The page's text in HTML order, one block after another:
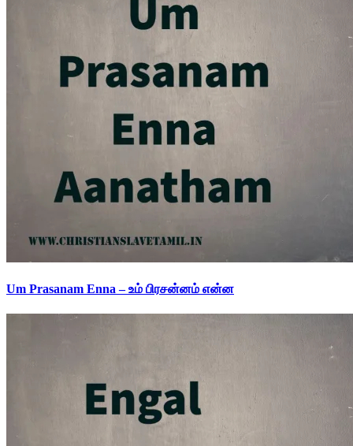
Um Prasanam Enna – உம் பிரசன்னம் என்ன